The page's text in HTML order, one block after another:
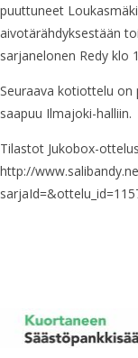
puuttuneet
aivotärähdyksestään
sarjanelonen Redy klo
Seuraava kotiottelu on
saapuu Ilmajoki-halliin.
Tilastot Jukobox-
http://